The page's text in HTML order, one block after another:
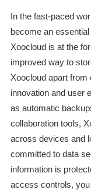
In the fast-paced
become an
Xoocloud is at the
improved way to
Xoocloud apart
innovation and user
as automatic
collaboration tools,
across devices and
committed to data
information is
access controls,